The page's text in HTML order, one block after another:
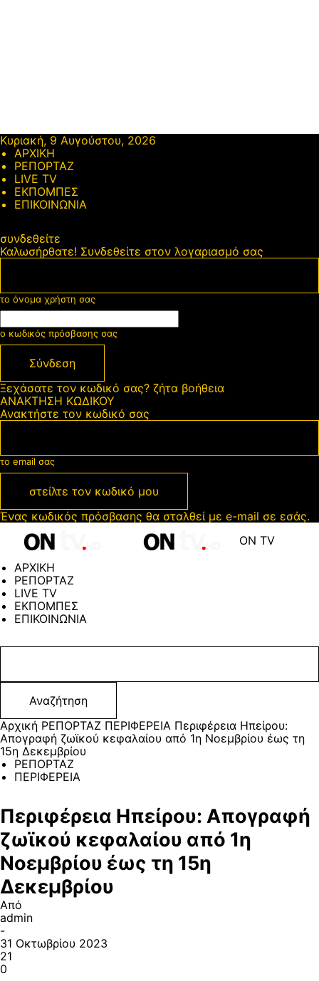
Κυριακή, 9 Αυγούστου, 2026
ΑΡΧΙΚΗ
ΡΕΠΟΡΤΑΖ
LIVE TV
ΕΚΠΟΜΠΕΣ
ΕΠΙΚΟΙΝΩΝΙΑ
συνδεθείτε
Καλωσήρθατε! Συνδεθείτε στον λογαριασμό σας
το όνομα χρήστη σας
ο κωδικός πρόσβασης σας
Ξεχάσατε τον κωδικό σας? ζήτα βοήθεια
ΑΝΑΚΤΗΣΗ ΚΩΔΙΚΟΥ
Ανακτήστε τον κωδικό σας
το email σας
Ένας κωδικός πρόσβασης θα σταλθεί με e-mail σε εσάς.
ON TV
ΑΡΧΙΚΗ
ΡΕΠΟΡΤΑΖ
LIVE TV
ΕΚΠΟΜΠΕΣ
ΕΠΙΚΟΙΝΩΝΙΑ
Αρχική ΡΕΠΟΡΤΑΖ ΠΕΡΙΦΕΡΕΙΑ Περιφέρεια Ηπείρου:
Απογραφή ζωϊκού κεφαλαίου από 1η Νοεμβρίου έως τη
15η Δεκεμβρίου
ΡΕΠΟΡΤΑΖ
ΠΕΡΙΦΕΡΕΙΑ
Περιφέρεια Ηπείρου: Απογραφή
ζωϊκού κεφαλαίου από 1η
Νοεμβρίου έως τη 15η
Δεκεμβρίου
Από
admin
-
31 Οκτωβρίου 2023
21
0